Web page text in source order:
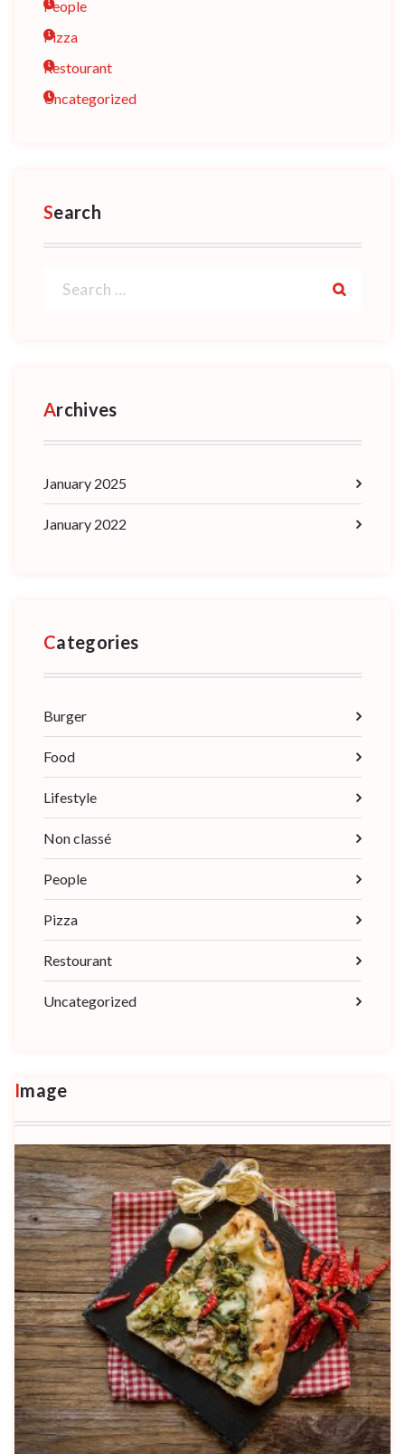
People
Pizza
Restourant
Uncategorized
Search
for:
Archives
January 2025
January 2022
Categories
Burger
Food
Lifestyle
Non classé
People
Pizza
Restourant
Uncategorized
Image